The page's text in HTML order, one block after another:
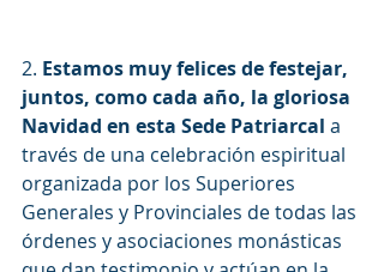
2. Estamos muy felices de festejar,
juntos, como cada año, la gloriosa
Navidad en esta Sede Patriarcal a
través de una celebración espiritual
organizada por los Superiores
Generales y Provinciales de todas las
órdenes y asociaciones monásticas